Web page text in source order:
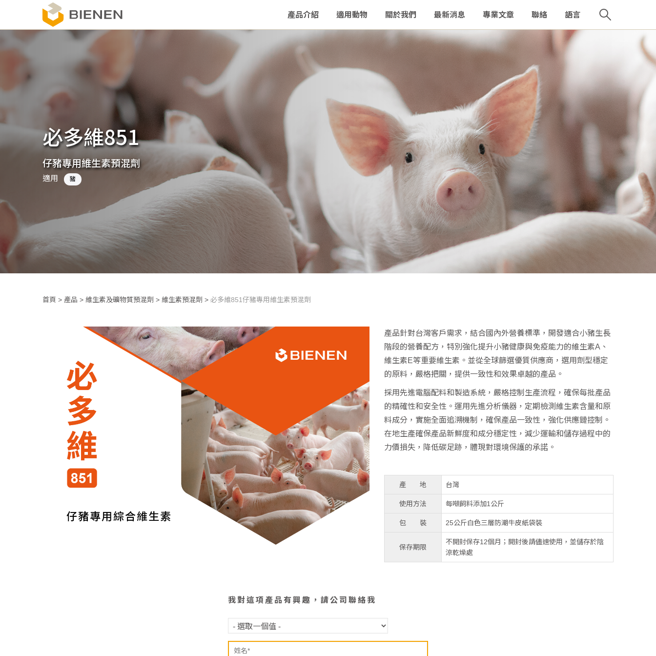
產品介紹 適用動物 關於我們 最新消息 專業文章 聯絡 語言
必多維851
仔豬專用維生素預混劑
適用 豬
首頁 > 產品 > 維生素及礦物質預混劑 > 維生素預混劑 > 必多維851仔豬專用維生素預混劑
產品針對台灣客戶需求，結合國內外營養標準，開發適合小豬生長
階段的營養配方，特別強化提升小豬健康與免疫能力的維生素A、
維生素E等重要維生素。並從全球篩選優質供應商，選用劑型穩定
的原料，嚴格把關，提供一致性和效果卓越的產品。
採用先進電腦配料和製造系統，嚴格控制生產流程，確保每批產品
的精確性和安全性。運用先進分析儀器，定期檢測維生素含量和原
料成分，實施全面追溯機制，確保產品一致性，強化供應鏈控制。
在地生產確保產品新鮮度和成分穩定性，減少運輸和儲存過程中的
力價損失，降低碳足跡，體現對環境保護的承諾。
產 地 台灣
使用方法 每噸飼料添加1公斤
包 裝 25公斤白色三層防潮牛皮紙袋裝
保存期限
不開封保存12個月；開封後請儘速使用，並儲存於陰
涼乾燥處
我對這項產品有興趣，請公司聯絡我